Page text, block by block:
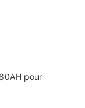
énergie